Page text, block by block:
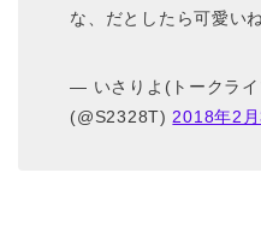
な、だとしたら可愛い
— いさりよ(トークラ
(@S2328T)2018年2月